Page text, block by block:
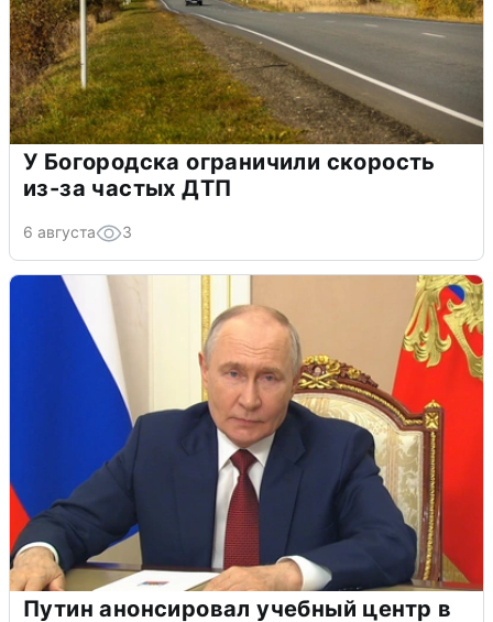
У Богородска ограничили скорость
из-за частых ДТП
6 августа 3
Путин анонсировал учебный центр в